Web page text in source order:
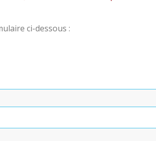
ci-dessous :